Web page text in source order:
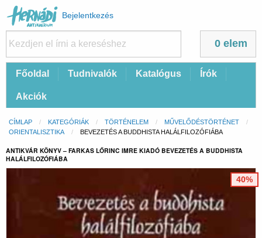
Felhasználói
fiók
menüje
Bejelentkezés
0 elem
FőFőoldal Tudnivalók Katalógus Írók
Akciók
Morzsa
CÍMLAP KATEGÓRIÁK TÖRTÉNELEM
MŰVELŐDÉSTÖRTÉNET
ORIENTALISZTIKA
CURRENT:
BEVEZETÉS A BUDDHISTA HALÁLFILOZÓFIÁBA
ANTIKVÁR KÖNYV – FARKAS LŐRINC IMRE KIADÓ BEVEZETÉS A BUDDHISTA
HALÁLFILOZÓFIÁBA
40%